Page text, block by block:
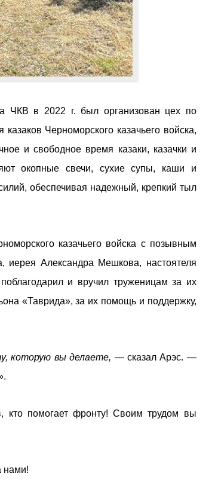
ЧКВ в 2022 г. был организован цех по
Черноморского казачьего войска,
и свободное время казаки, казачки и
окопные свечи, сухие супы, каши и
обеспечивая надежный, крепкий тыл
казачьего войска с позывным
иерея Александра Мешкова, настоятеля
и вручил труженицам за их
«Таврида», за их помощь и поддержку,
которую вы делаете, — сказал Арэс. —
кто помогает фронту! Своим трудом вы
нами!